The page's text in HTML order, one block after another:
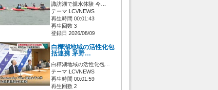
諏訪湖で親水体験 今…
テーマ LCVNEWS
再生時間 00:01:43
再生回数 3
登録日 2026/08/09
白樺湖地域の活性化包
括連携 茅野…
白樺湖地域の活性化包…
テーマ LCVNEWS
再生時間 00:01:59
再生回数 2